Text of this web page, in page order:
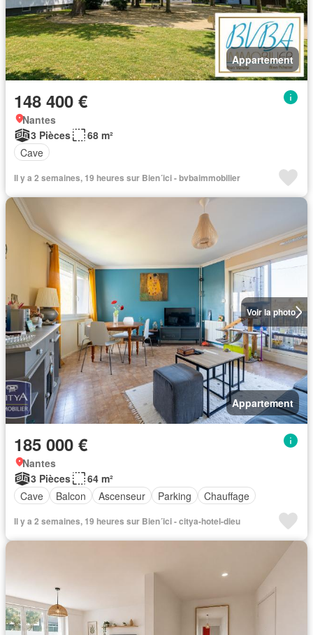
Appartement
148 400 €
Nantes
3 Pièces
68 m²
Cave
Il y a 2 semaines, 19 heures sur Bien´ici - bvbaimmobilier
Voir la photo
Appartement
185 000 €
Nantes
3 Pièces
64 m²
Cave
Balcon Ascenseur Parking Chauffage
Il y a 2 semaines, 19 heures sur Bien´ici - citya-hotel-dieu